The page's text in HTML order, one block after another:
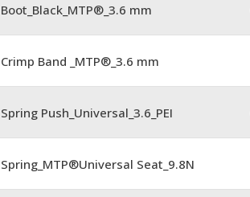
Boot_Black_MTP®_3.6 mm
Crimp Band _MTP®_3.6 mm
Spring Push_Universal_3.6_PEI
Spring_MTP®Universal Seat_9.8N